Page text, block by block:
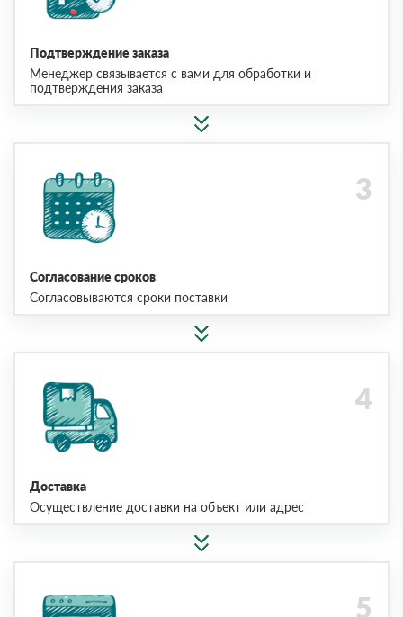
Подтверждение заказа
Менеджер связывается с вами для обработки и
подтверждения заказа
Согласование сроков
Согласовываются сроки поставки
Доставка
Осуществление доставки на объект или адрес